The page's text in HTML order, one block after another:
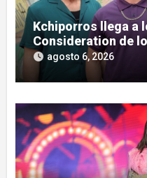
Kchiporros llega a
Consideration de
agosto 6, 2026